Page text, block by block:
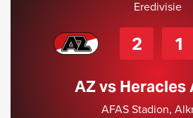
Eredivisie
2 1
AZ vs Heracles
AFAS Stadion,